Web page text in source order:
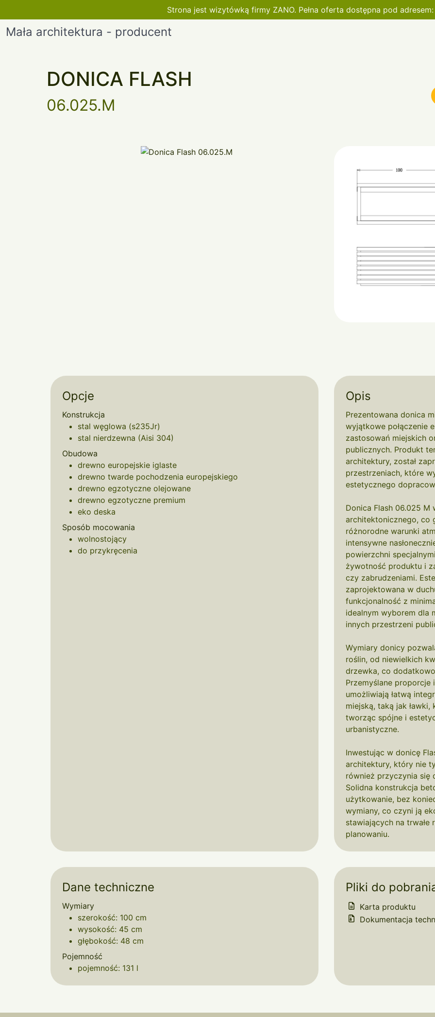
Strona jest wizytówką firmy ZANO. Pełna oferta dostępna pod adresem:
Mała architektura - producent
DONICA FLASH
06.025.M
Opcje
Konstrukcja
stal węglowa (s235Jr)
stal nierdzewna (Aisi 304)
Obudowa
drewno europejskie iglaste
drewno twarde pochodzenia europejskiego
drewno egzotyczne olejowane
drewno egzotyczne premium
eko deska
Sposób mocowania
wolnostojący
do przykręcenia
Opis
Prezentowana donica
wyjątkowe połączenie
zastosowań miejskich
publicznych. Produkt
architektury, został
przestrzeniach, które
estetycznego
Donica Flash 06.025
architektonicznego, co
różnorodne warunki
intensywne
powierzchni
żywotność produktu i
czy zabrudzeniami.
zaprojektowana w
funkcjonalność z
idealnym wyborem dla
innych przestrzeni
Wymiary donicy
roślin, od niewielkich
drzewka, co
Przemyślane proporcje
umożliwiają łatwą
miejską, taką jak
tworząc spójne i
urbanistyczne.
Inwestując w donicę
architektury, który nie
również przyczynia się
Solidna konstrukcja
użytkowanie, bez
wymiany, co czyni ją
stawiających na
planowaniu.
Dane techniczne
Wymiary
szerokość: 100 cm
wysokość: 45 cm
głębokość: 48 cm
Pojemność
pojemność: 131 l
Pliki do
Karta produktu
Dokumentacja